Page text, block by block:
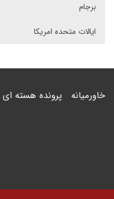
برجام
ایالات متحده امریکا
خاورمیانه پرونده هسته ای